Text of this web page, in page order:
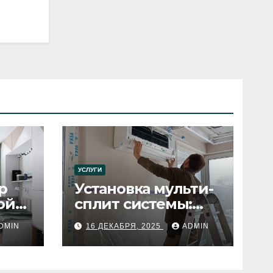
УСЛУГИ
Установка мульти-
сплит системы:
пошаговое
руководство
16 ДЕКАБРЯ, 2025 ADMIN